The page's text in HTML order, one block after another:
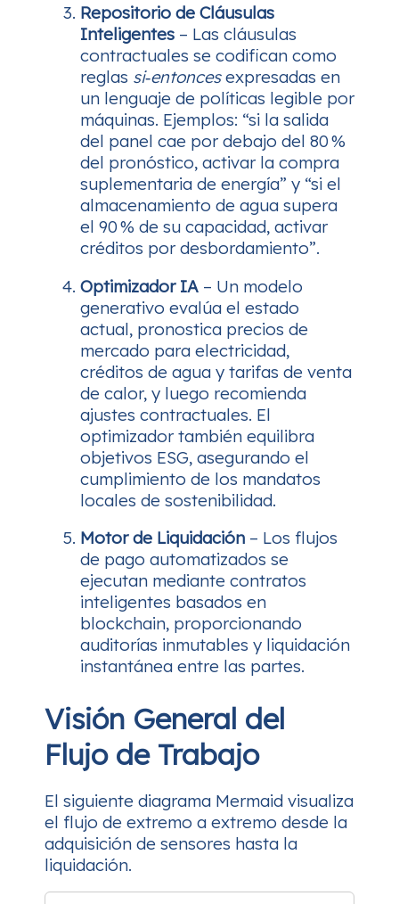
Repositorio de Cláusulas
Inteligentes – Las cláusulas
contractuales se codifican como
reglas si‑entoncesexpresadas en
un lenguaje de políticas legible por
máquinas. Ejemplos: “si la salida
del panel cae por debajo del 80 %
del pronóstico, activar la compra
suplementaria de energía” y “si el
almacenamiento de agua supera
el 90 % de su capacidad, activar
créditos por desbordamiento”.
Optimizador IA – Un modelo
generativo evalúa el estado
actual, pronostica precios de
mercado para electricidad,
créditos de agua y tarifas de venta
de calor, y luego recomienda
ajustes contractuales. El
optimizador también equilibra
objetivos ESG, asegurando el
cumplimiento de los mandatos
locales de sostenibilidad.
Motor de Liquidación – Los flujos
de pago automatizados se
ejecutan mediante contratos
inteligentes basados en
blockchain, proporcionando
auditorías inmutables y liquidación
instantánea entre las partes.
Visión General del
Flujo de Trabajo
El siguiente diagrama Mermaid visualiza
el flujo de extremo a extremo desde la
adquisición de sensores hasta la
liquidación.